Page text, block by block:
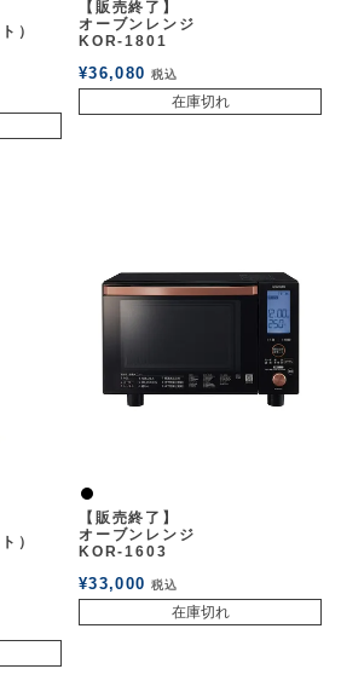
）
【販売終了】
オーブンレンジ
KOR-1801
¥36,080 税込
在庫切れ
）
黒
【販売終了】
オーブンレンジ
KOR-1603
¥33,000 税込
在庫切れ